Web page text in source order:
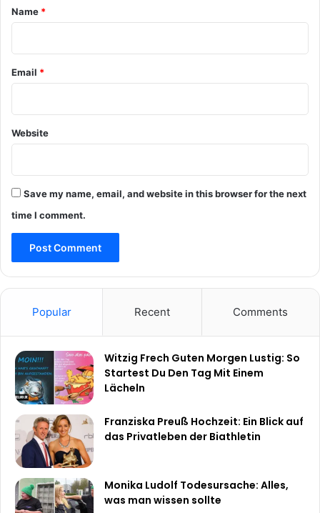
*
Name *
Email *
Website
Save my name, email, and website in this browser for the next
time I comment.
Popular Recent Comments
Witzig Frech Guten Morgen Lustig: So
Startest Du Den Tag Mit Einem
Lächeln
Franziska Preuß Hochzeit: Ein Blick auf
das Privatleben der Biathletin
Monika Ludolf Todesursache: Alles,
was man wissen sollte